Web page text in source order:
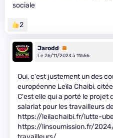
sociale
2
Jarodd
Premium
Le 26/11/2024 à 11h56
Oui, c'est justement un des
européenne Leïla Chaibi,
C'est elle qui a porté le projet
salariat pour les travailleurs
https://leilachaibi.fr/lutte-
https://linsoumission.fr/